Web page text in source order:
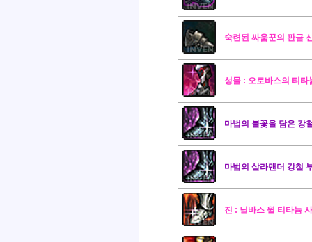
숙련된 싸움꾼의 판금
성물 : 오로바스의 티타
마법의 불꽃을 담은 강
마법의 살라맨더 강철
진 : 닐바스 윌 티타늄